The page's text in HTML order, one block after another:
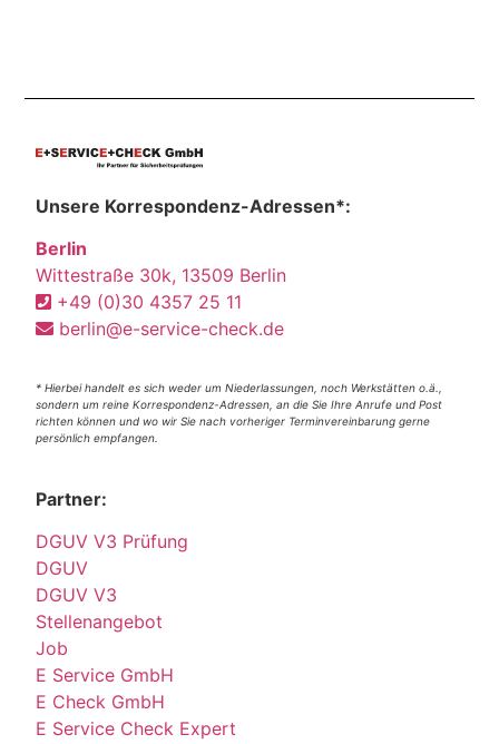
Unsere Korrespondenz-Adressen*:
Berlin
Wittestraße 30k, 13509 Berlin
+49 (0)30 4357 25 11
berlin@e-service-check.de
* Hierbei handelt es sich weder um Niederlassungen, noch Werkstätten o.ä.,
sondern um reine Korrespondenz-Adressen, an die Sie Ihre Anrufe und Post
richten können und wo wir Sie nach vorheriger Terminvereinbarung gerne
persönlich empfangen.
Partner:
DGUV V3 Prüfung
DGUV
DGUV V3
Stellenangebot
Job
E Service GmbH
E Check GmbH
E Service Check Expert